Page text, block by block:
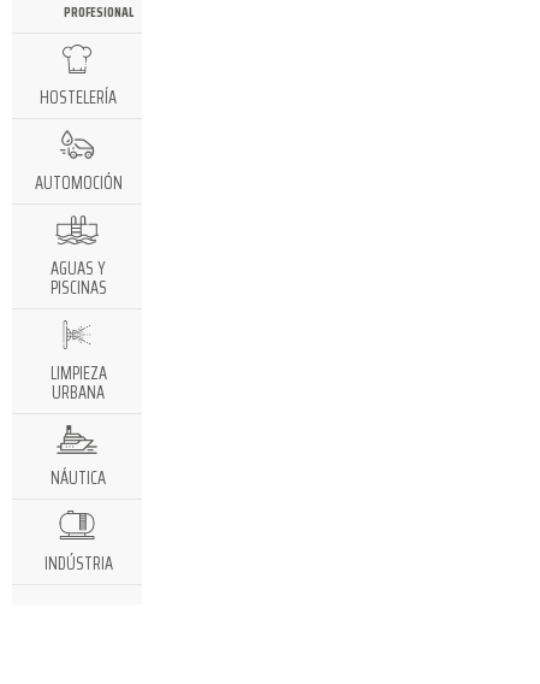
PROFESIONAL
HOSTELERÍA
AUTOMOCIÓN
AGUAS Y
PISCINAS
LIMPIEZA
URBANA
NÁUTICA
INDÚSTRIA